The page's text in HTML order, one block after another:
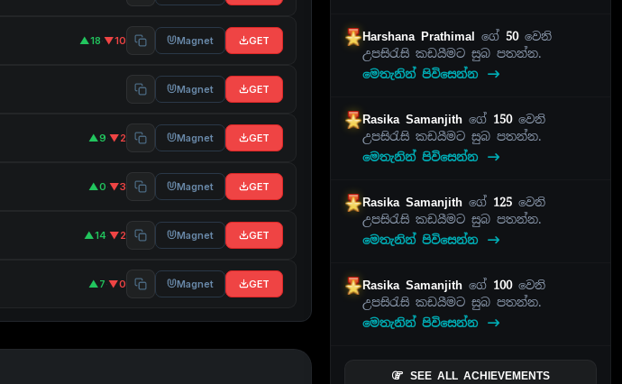
▲18·▼10 Magnet GET
Magnet GET
▲9·▼2 Magnet GET
▲0·▼3 Magnet GET
▲14·▼2 Magnet GET
▲7·▼0 Magnet GET
Harshana Prathimal ගේ 50වෙනි
උපසිරැසි කඩයීමට සුබ පතන්න.
මෙතැනින් පිවිසෙන්න
Rasika Samanjithගේ 150වෙනි
උපසිරැසි කඩයීමට සුබ පතන්න.
මෙතැනින් පිවිසෙන්න
Rasika Samanjithගේ 125 වෙනි
උපසිරැසි කඩයීමට සුබ පතන්න.
මෙතැනින් පිවිසෙන්න
Rasika Samanjithගේ 100වෙනි
උපසිරැසි කඩයීමට සුබ පතන්න.
මෙතැනින් පිවිසෙන්න
SEE ALL ACHIEVEMENTS